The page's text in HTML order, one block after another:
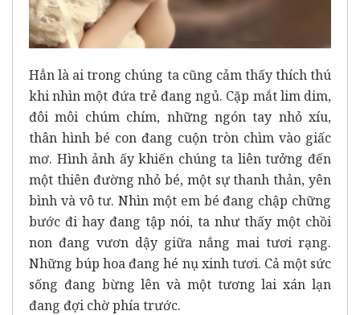
Hẳn là ai trong chúng ta cũng cảm thấy thích thú
khi nhìn một đứa trẻ đang ngủ. Cặp mắt lim dim,
đôi môi chúm chím, những ngón tay nhỏ xíu,
thân hình bé con đang cuộn tròn chìm vào giấc
mơ. Hình ảnh ấy khiến chúng ta liên tưởng đến
một thiên đường nhỏ bé, một sự thanh thản, yên
bình và vô tư. Nhìn một em bé đang chập chững
bước đi hay đang tập nói, ta như thấy một chồi
non đang vươn dậy giữa nắng mai tươi rạng.
Những búp hoa đang hé nụ xinh tươi. Cả một sức
sống đang bừng lên và một tương lai xán lạn
đang đợi chờ phía trước.